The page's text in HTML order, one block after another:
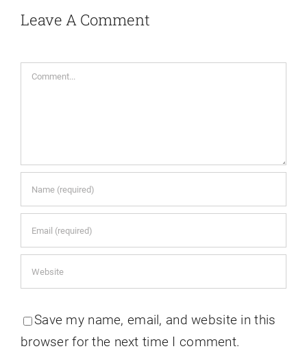
Leave A Comment
Comment
Save my name, email, and website in this
browser for the next time I comment.